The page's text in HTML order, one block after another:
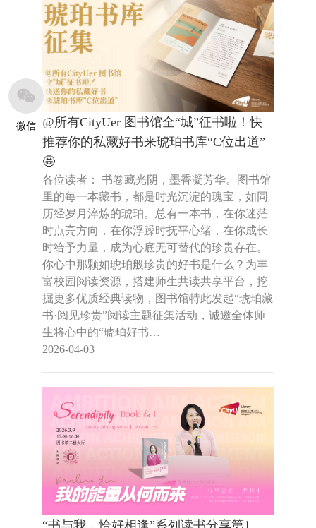
微信
@所有CityUer 图书馆全“城”征书啦！快
推荐你的私藏好书来琥珀书库“C位出道”
🤩
各位读者： 书卷藏光阴，墨香凝芳华。图书馆
里的每一本藏书，都是时光沉淀的瑰宝，如同
历经岁月淬炼的琥珀。总有一本书，在你迷茫
时点亮方向，在你浮躁时抚平心绪，在你成长
时给予力量，成为心底无可替代的珍贵存在。
你心中那颗如琥珀般珍贵的好书是什么？为丰
富校园阅读资源，搭建师生共读共享平台，挖
掘更多优质经典读物，图书馆特此发起“琥珀藏
书·阅见珍贵”阅读主题征集活动，诚邀全体师
生将心中的“琥珀好书…
2026-04-03